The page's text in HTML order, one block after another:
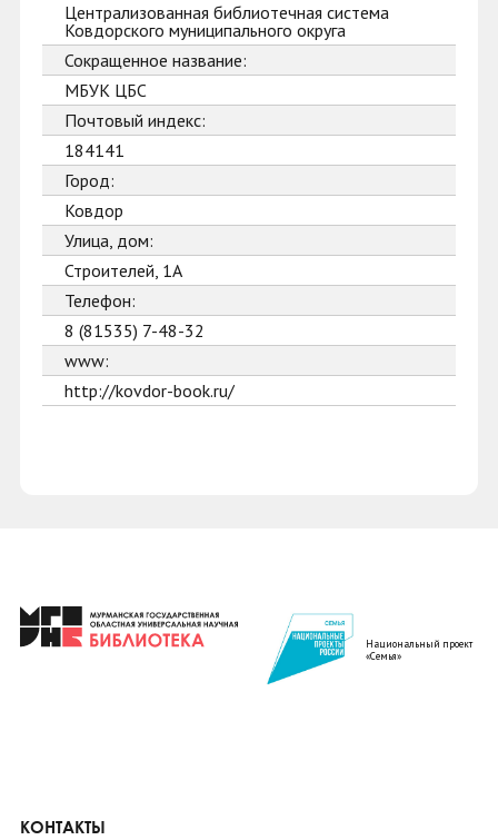
Централизованная библиотечная система
Ковдорского муниципального округа
Сокращенное название:
МБУК ЦБС
Почтовый индекс:
184141
Город:
Ковдор
Улица, дом:
Строителей, 1А
Телефон:
8 (81535) 7-48-32
www:
http://kovdor-book.ru/
Национальный проект
«Семья»
КОНТАКТЫ